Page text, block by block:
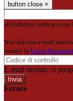
button close ×
all'indirizzo indicato con
Non hai una e-mail
tramite la Login Spaggiari
E-mail inviata, si
Errore